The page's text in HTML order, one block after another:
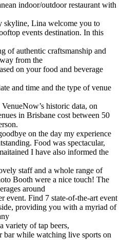
indoor/outdoor restaurant with
skyline, Lina welcome you to
events destination. In this
of authentic craftsmanship and
from the
on your food and beverage
and time and the type of venue
historic data, on
in Brisbane cost between 50
on the day my experience
Food was spectacular,
I have also informed the
staff and a whole range of
Booth were a nice touch! The
around
event. Find 7 state-of-the-art event
providing you with a myriad of
variety of tap beers,
bar while watching live sports on